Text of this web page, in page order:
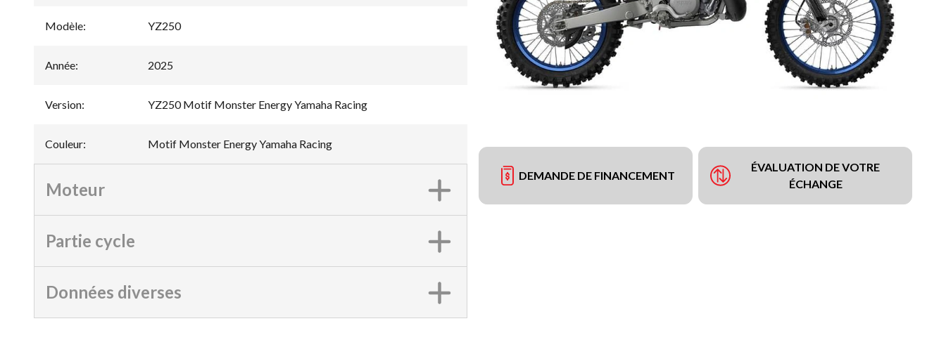
DEMANDE DE FINANCEMENT
ÉVALUATION DE VOTRE
ÉCHANGE
Modèle: YZ250
Année: 2025
Version: YZ250 Motif Monster Energy Yamaha Racing
Couleur: Motif Monster Energy Yamaha Racing
Moteur
Partie cycle
Données diverses